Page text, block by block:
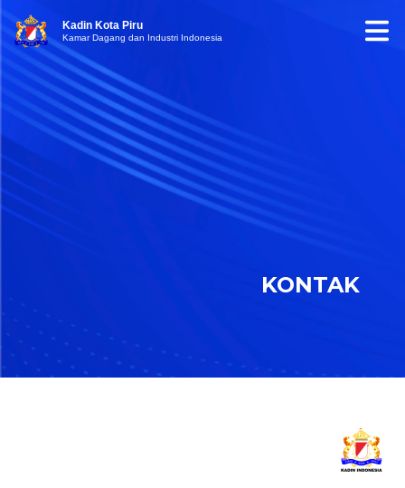
Kadin Kota Piru
Kamar Dagang dan Industri Indonesia
KONTAK